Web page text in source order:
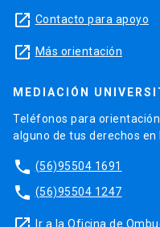
launch Contacto para apoyo
launch Más orientación
MEDIACIÓN
Teléfonos para
alguno de tus derechos en
phone (56)95504 1691
phone (56)95504 1247
Ir a la Oficina de